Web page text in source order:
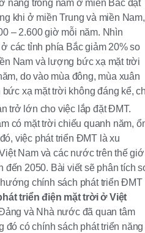
nắng trong năm ở miền Bắc đạt
khi ở miền Trung và miền Nam,
– 2.600 giờ mỗi năm. Nhìn
các tỉnh phía Bắc giảm 20% so
Nam và lượng bức xạ mặt trời
do vào mùa đông, mùa xuân
xạ mặt trời không đáng kể,
trở lớn cho việc lắp đặt ĐMT.
có mặt trời chiếu quanh năm,
việc phát triển ĐMT là xu
Nam và các nước trên thế
đến 2050. Bài viết sẽ phân tích
chính sách phát triển ĐMT
triển điện mặt trời ở Việt
và Nhà nước đã quan tâm
đó có chính sách phát triển năng